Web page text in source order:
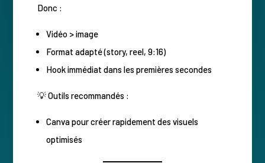
Donc :
Vidéo > image
Format adapté (story, reel, 9:16)
Hook immédiat dans les premières secondes
💡 Outils recommandés :
Canva pour créer rapidement des visuels
optimisés